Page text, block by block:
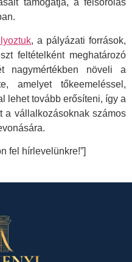
támogatja, a felsorolás
, a pályázati források,
feltételként meghatározó
nagymértékben növeli a
amelyet tőkeemeléssel,
lehet tovább erősíteni, így a
a vállalkozásoknak számos
fel hírlevelünkre!”]